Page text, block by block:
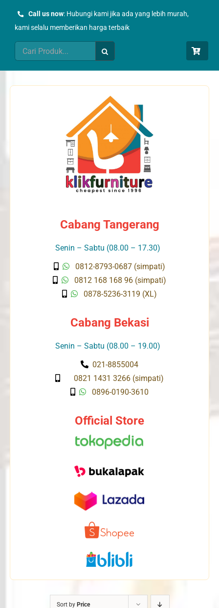
Call us now: Hubungi kami jika ada yang lebih murah,
kami selalu memberikan harga terbaik
Search
for:
Cabang Tangerang
Senin – Sabtu (08.00 – 17.30)
0812-8793-0687 (simpati)
0812 168 168 96 (simpati)
0878-5236-3119 (XL)
Cabang Bekasi
Senin – Sabtu (08.00 – 19.00)
021-8855004
0821 1431 3266 (simpati)
0896-0190-3610
Official Store
Sort by Price